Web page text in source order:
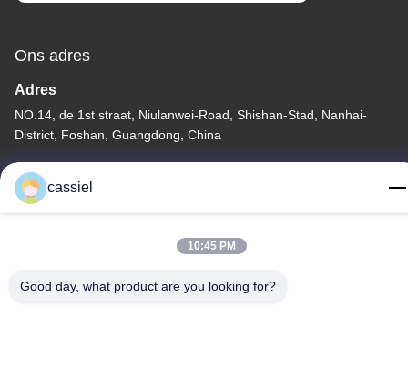
Ons adres
Adres
NO.14, de 1st straat, Niulanwei-Road, Shishan-Stad, Nanhai-
District, Foshan, Guangdong, China
Telefoon
86-139-2915-0962
cassiel
10:45 PM
Good day, what product are you looking for?